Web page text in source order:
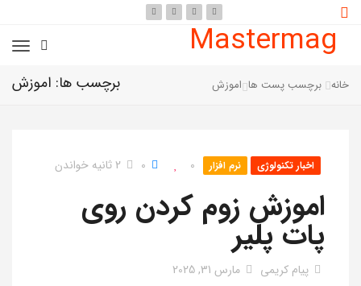
Mastermag
برچسب ها: اموزش خانه برچسب پست ها اموزش
اخبار تکنولوژی نرم افزار 0
0 2 ثانیه خواندن
اموزش زوم کردن روی
پات پلیر
پیام کریمی مارس 31, 2025